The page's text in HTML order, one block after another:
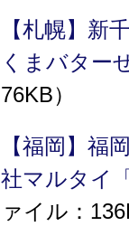
【札幌】新
くまバター
76KB）
【福岡】
社マルタイ
ァイル：